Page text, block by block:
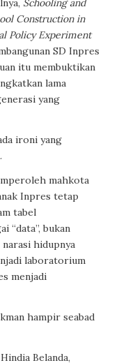
Schooling and
Construction in
Policy Experiment
SD Inpres
itu membuktikan
lama
yang
ironi yang
mahkota
Inpres tetap
tabel
“data”, bukan
hidupnya
laboratorium
menjadi
hampir seabad
Belanda,